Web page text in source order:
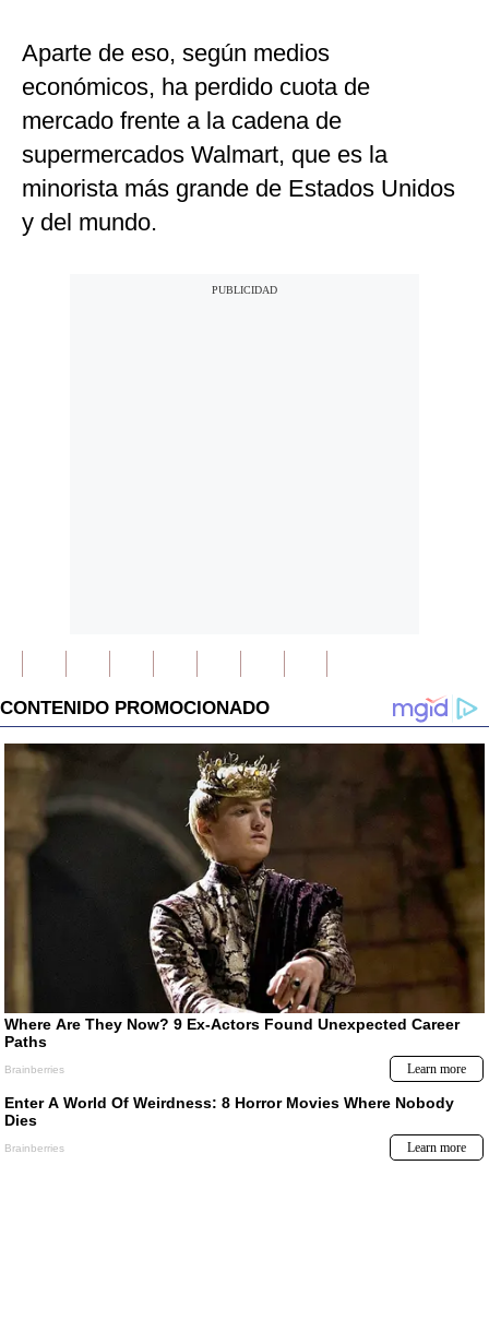
Aparte de eso, según medios
económicos, ha perdido cuota de
mercado frente a la cadena de
supermercados Walmart, que es la
minorista más grande de Estados Unidos
y del mundo.